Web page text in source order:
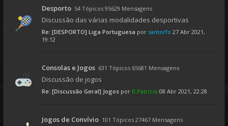
Desporto 54 Tópicos 95629 Mensagens
Discussão das várias modalidades desportivas
Re: [DESPORTO] Liga Portuguesa por santorfo 27 Abr 2021,
19:12
Consolas e Jogos 631 Tópicos 65681 Mensagens
Discussão de jogos
Re: [Discussão Geral] Jogos por R.Patricio 08 Abr 2021, 22:28
Jogos de Convívio 101 Tópicos 27467 Mensagens